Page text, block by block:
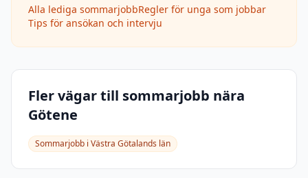
Alla lediga sommarjobbRegler för unga som jobbar
Tips för ansökan och intervju
Fler vägar till sommarjobb nära
Götene
Sommarjobb i Västra Götalands län